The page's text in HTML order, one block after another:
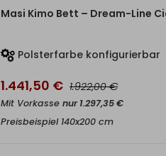
ZUM PRODUKT
Masi Kimo Bett – Dream-Line
Polsterfarbe konfigurierbar
1.441,50 € 1.922,00€
Mit Vorkasse nur1.297,35€
Preisbeispiel 140x200 cm